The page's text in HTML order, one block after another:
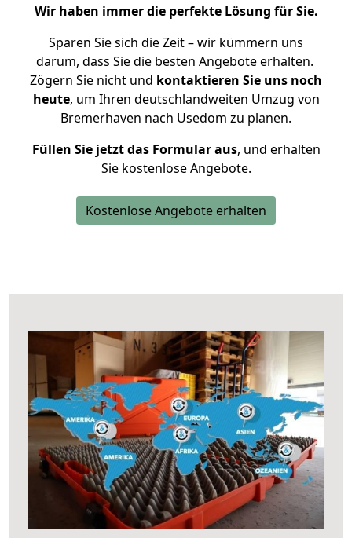
Wir haben immer die perfekte Lösung für Sie.
Sparen Sie sich die Zeit – wir kümmern uns
darum, dass Sie die besten Angebote erhalten.
Zögern Sie nicht und kontaktieren Sie uns noch
heute, um Ihren deutschlandweiten Umzug von
Bremerhaven nach Usedom zu planen.
Füllen Sie jetzt das Formular aus, und erhalten
Sie kostenlose Angebote.
Kostenlose Angebote erhalten